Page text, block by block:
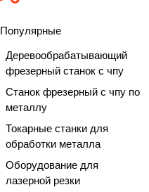
Популярные
Деревообрабатывающий
фрезерный станок с чпу
Станок фрезерный с чпу по
металлу
Токарные станки для
обработки металла
Оборудование для
лазерной резки